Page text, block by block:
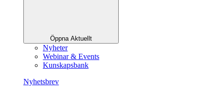
Öppna Aktuellt
Nyheter
Webinar & Events
Kunskapsbank
Nyhetsbrev